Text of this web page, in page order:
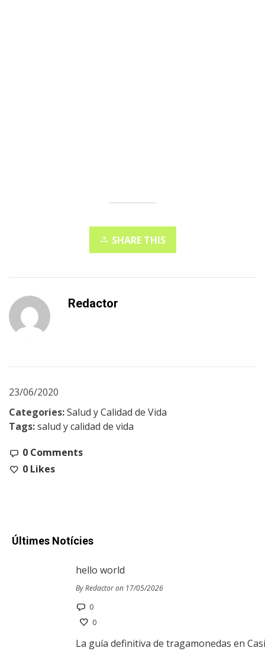
SHARE THIS
Redactor
23/06/2020
Categories:Salud y Calidad de Vida
Tags:salud y calidad de vida
0 Comments
0 Likes
Últimes Notícies
hello world
By Redactor on 17/05/2026
0
0
La guía definitiva de tragamonedas en